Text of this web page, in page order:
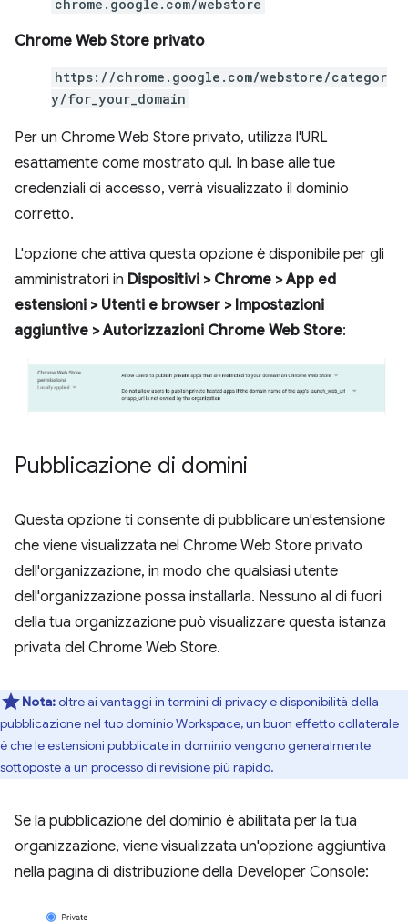
chrome.google.com/webstore
Chrome Web Store privato
https://chrome.google.com/webstore/categor
y/for_your_domain
Per un Chrome Web Store privato, utilizza l'URL
esattamente come mostrato qui. In base alle tue
credenziali di accesso, verrà visualizzato il dominio
corretto.
L'opzione che attiva questa opzione è disponibile per gli
amministratori in Dispositivi > Chrome > App ed
estensioni > Utenti e browser > Impostazioni
aggiuntive > Autorizzazioni Chrome Web Store:
Pubblicazione di domini
Questa opzione ti consente di pubblicare un'estensione
che viene visualizzata nel Chrome Web Store privato
dell'organizzazione, in modo che qualsiasi utente
dell'organizzazione possa installarla. Nessuno al di fuori
della tua organizzazione può visualizzare questa istanza
privata del Chrome Web Store.
Nota:oltre ai vantaggi in termini di privacy e disponibilità della
pubblicazione nel tuo dominio Workspace, un buon effetto collaterale
è che le estensioni pubblicate in dominio vengono generalmente
sottoposte a un processo di revisione più rapido.
Se la pubblicazione del dominio è abilitata per la tua
organizzazione, viene visualizzata un'opzione aggiuntiva
nella pagina di distribuzione della Developer Console: